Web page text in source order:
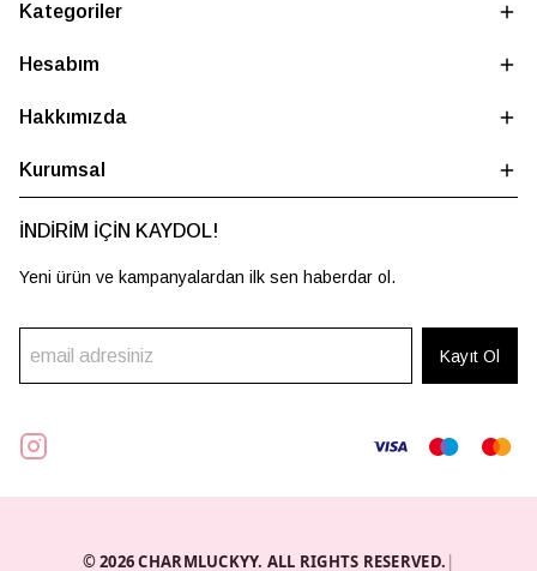
Kategoriler
Hesabım
Hakkımızda
Kurumsal
İNDİRİM İÇİN KAYDOL!
Yeni ürün ve kampanyalardan ilk sen haberdar ol.
Kayıt Ol
© 2026 CHARMLUCKYY. ALL RIGHTS RESERVED. |